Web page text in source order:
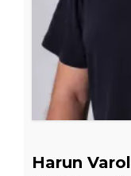
Harun Varol